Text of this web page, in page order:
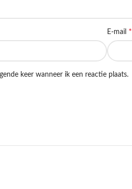
E-mail *
keer wanneer ik een reactie plaats.